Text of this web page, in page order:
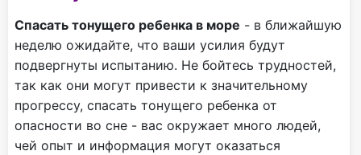
Спасать тонущего ребенка в море - в ближайшую
неделю ожидайте, что ваши усилия будут
подвергнуты испытанию. Не бойтесь трудностей,
так как они могут привести к значительному
прогрессу, спасать тонущего ребенка от
опасности во сне - вас окружает много людей,
чей опыт и информация могут оказаться